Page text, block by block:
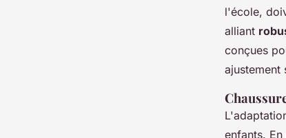
l'école,
alliant
conçues
ajustement
enfants.